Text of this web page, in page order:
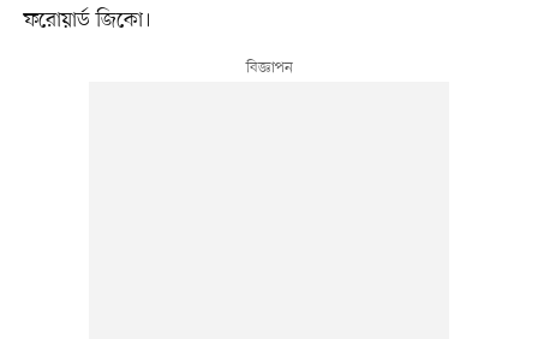
ফরোয়ার্ড জিকো।